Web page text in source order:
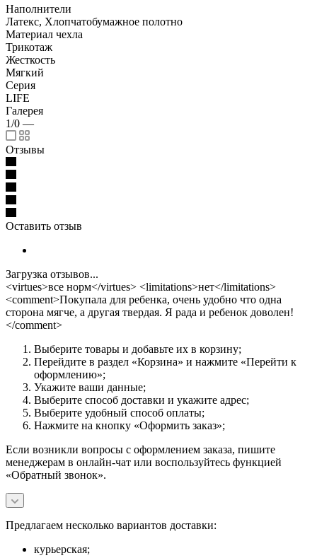
Наполнители
Латекс, Хлопчатобумажное полотно
Материал чехла
Трикотаж
Жесткость
Мягкий
Серия
LIFE
Галерея
1/0 —
Отзывы
Оставить отзыв
Загрузка отзывов...
<virtues>все норм</virtues> <limitations>нет</limitations>
<comment>Покупала для ребенка, очень удобно что одна
сторона мягче, а другая твердая. Я рада и ребенок доволен!
</comment>
Выберите товары и добавьте их в корзину;
Перейдите в раздел «Корзина» и нажмите «Перейти к
оформлению»;
Укажите ваши данные;
Выберите способ доставки и укажите адрес;
Выберите удобный способ оплаты;
Нажмите на кнопку «Оформить заказ»;
Если возникли вопросы с оформлением заказа, пишите
менеджерам в онлайн-чат или воспользуйтесь функцией
«Обратный звонок».
Предлагаем несколько вариантов доставки:
курьерская;